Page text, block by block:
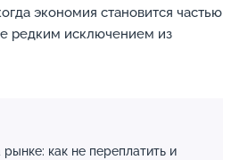
экономия становится частью
редким исключением из
как не переплатить и